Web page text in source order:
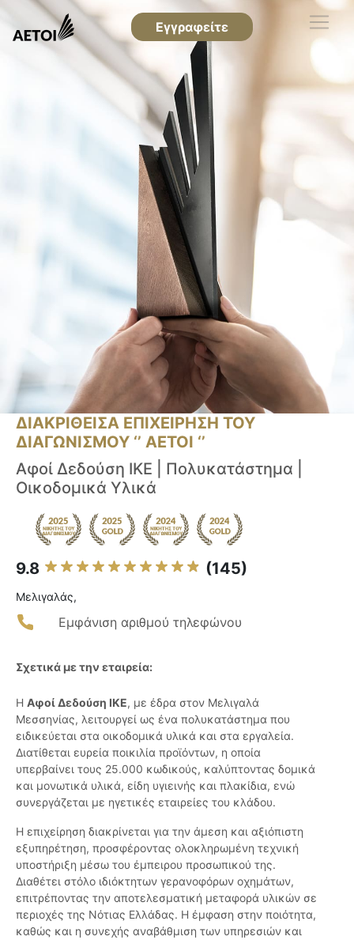
Εγγραφείτε
ΔΙΑΚΡΙΘΕΙΣΑ ΕΠΙΧΕΙΡΗΣΗ ΤΟΥ
ΔΙΑΓΩΝΙΣΜΟΥ ‘’ ΑΕΤΟΙ ‘’
Αφοί Δεδούση ΙΚΕ | Πολυκατάστημα |
Οικοδομικά Υλικά
9.8 (145)
Μελιγαλάς,
Εμφάνιση αριθμού τηλεφώνου
Σχετικά με την εταιρεία:
Η Αφοί Δεδούση ΙΚΕ, με έδρα στον Μελιγαλά
Μεσσηνίας, λειτουργεί ως ένα πολυκατάστημα που
ειδικεύεται στα οικοδομικά υλικά και στα εργαλεία.
Διατίθεται ευρεία ποικιλία προϊόντων, η οποία
υπερβαίνει τους 25.000 κωδικούς, καλύπτοντας δομικά
και μονωτικά υλικά, είδη υγιεινής και πλακίδια, ενώ
συνεργάζεται με ηγετικές εταιρείες του κλάδου.
Η επιχείρηση διακρίνεται για την άμεση και αξιόπιστη
εξυπηρέτηση, προσφέροντας ολοκληρωμένη τεχνική
υποστήριξη μέσω του έμπειρου προσωπικού της.
Διαθέτει στόλο ιδιόκτητων γερανοφόρων οχημάτων,
επιτρέποντας την αποτελεσματική μεταφορά υλικών σε
περιοχές της Νότιας Ελλάδας. Η έμφαση στην ποιότητα,
καθώς και η συνεχής αναβάθμιση των υπηρεσιών και